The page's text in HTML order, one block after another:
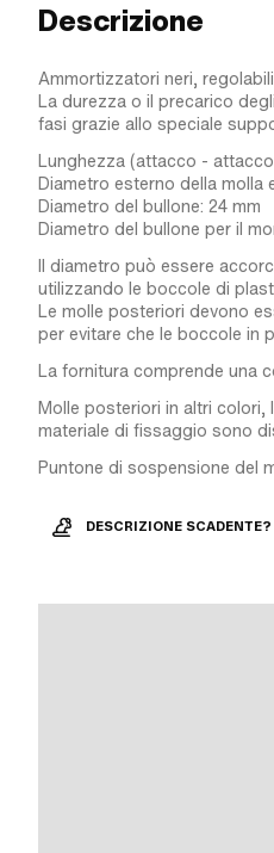
Descrizione
Ammortizzatori neri,
La durezza o il precarico
fasi grazie allo speciale
Lunghezza (attacco -
Diametro esterno della molla
Diametro del bullone: 24 mm
Diametro del bullone per il
Il diametro può essere
utilizzando le boccole di
Le molle posteriori devono
per evitare che le boccole in
La fornitura comprende una
Molle posteriori in altri colori,
materiale di fissaggio sono
Puntone di sospensione del
DESCRIZIONE